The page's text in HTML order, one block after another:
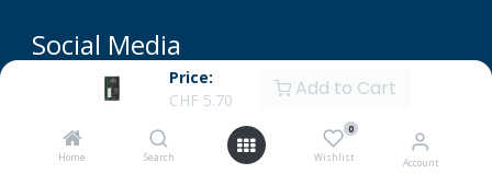
Price:
CHF 5.70 Add to Cart
Home Search
0
Wishlist Account
Social Media